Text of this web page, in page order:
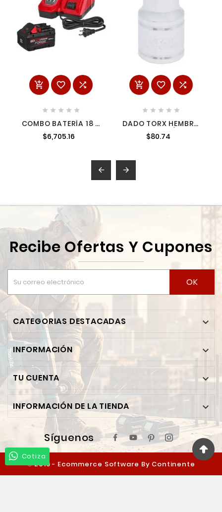
  
    
COMBO BATERÍA 18 V
8 AH FORGE +
CARGADOR
$6,705.16
  
    
DADO TORX HEMBRA
CUADRO DE 1/2", E14
$80.74
 
Recibe Ofertas Y Cupones
OK
CATEGORIAS DESTACADAS 
INFORMACIÓN 
TU CUENTA 
INFORMACIÓN DE LA TIENDA 
Síguenos
© 2019 - Ecommerce Software By Continente
Ferretero™
Cotiza